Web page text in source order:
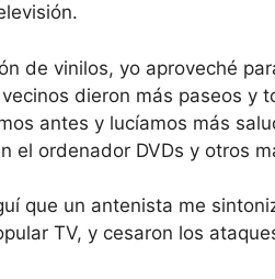
de vinilos, yo aproveché
dieron más paseos y
antes y lucíamos más
el ordenador DVDs y otros
que un antenista me
TV, y cesaron los